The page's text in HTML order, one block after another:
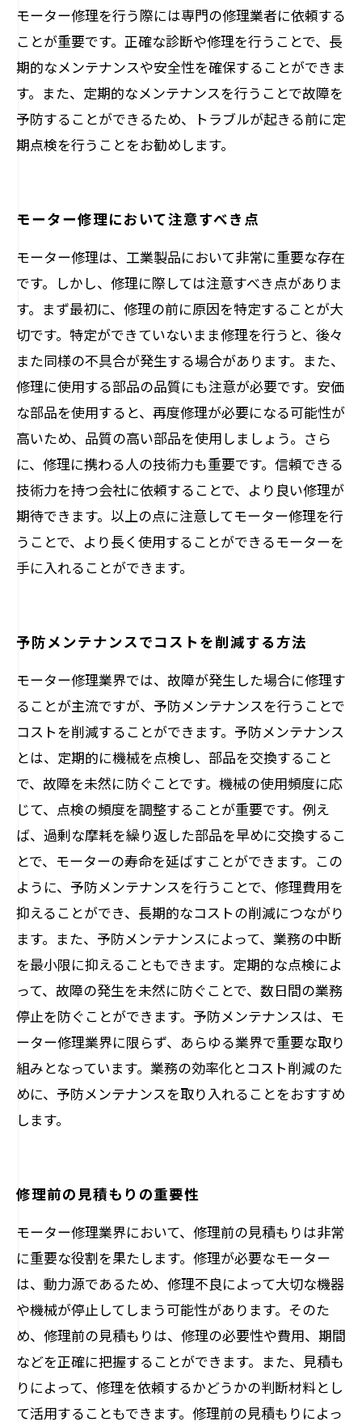
モーター修理を行う際には専門の修理業者に依頼する
ことが重要です。正確な診断や修理を行うことで、長
期的なメンテナンスや安全性を確保することができま
す。また、定期的なメンテナンスを行うことで故障を
予防することができるため、トラブルが起きる前に定
期点検を行うことをお勧めします。
モーター修理において注意すべき点
モーター修理は、工業製品において非常に重要な存在
です。しかし、修理に際しては注意すべき点がありま
す。まず最初に、修理の前に原因を特定することが大
切です。特定ができていないまま修理を行うと、後々
また同様の不具合が発生する場合があります。また、
修理に使用する部品の品質にも注意が必要です。安価
な部品を使用すると、再度修理が必要になる可能性が
高いため、品質の高い部品を使用しましょう。さら
に、修理に携わる人の技術力も重要です。信頼できる
技術力を持つ会社に依頼することで、より良い修理が
期待できます。以上の点に注意してモーター修理を行
うことで、より長く使用することができるモーターを
手に入れることができます。
予防メンテナンスでコストを削減する方法
モーター修理業界では、故障が発生した場合に修理す
ることが主流ですが、予防メンテナンスを行うことで
コストを削減することができます。予防メンテナンス
とは、定期的に機械を点検し、部品を交換すること
で、故障を未然に防ぐことです。機械の使用頻度に応
じて、点検の頻度を調整することが重要です。例え
ば、過剰な摩耗を繰り返した部品を早めに交換するこ
とで、モーターの寿命を延ばすことができます。この
ように、予防メンテナンスを行うことで、修理費用を
抑えることができ、長期的なコストの削減につながり
ます。また、予防メンテナンスによって、業務の中断
を最小限に抑えることもできます。定期的な点検によ
って、故障の発生を未然に防ぐことで、数日間の業務
停止を防ぐことができます。予防メンテナンスは、モ
ーター修理業界に限らず、あらゆる業界で重要な取り
組みとなっています。業務の効率化とコスト削減のた
めに、予防メンテナンスを取り入れることをおすすめ
します。
修理前の見積もりの重要性
モーター修理業界において、修理前の見積もりは非常
に重要な役割を果たします。修理が必要なモーター
は、動力源であるため、修理不良によって大切な機器
や機械が停止してしまう可能性があります。そのた
め、修理前の見積もりは、修理の必要性や費用、期間
などを正確に把握することができます。また、見積も
りによって、修理を依頼するかどうかの判断材料とし
て活用することもできます。修理前の見積もりによっ